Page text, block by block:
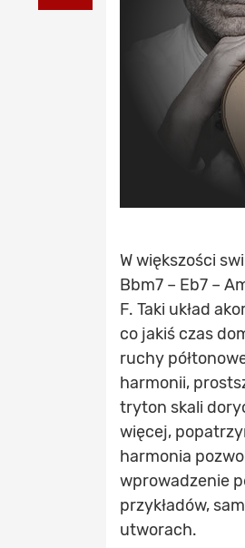
W większości
Bbm7 – Eb7 –
F. Taki układ
co jakiś czas
ruchy
harmonii,
tryton skali
więcej,
harmonia
wprowadzenie
przykładów,
utworach.